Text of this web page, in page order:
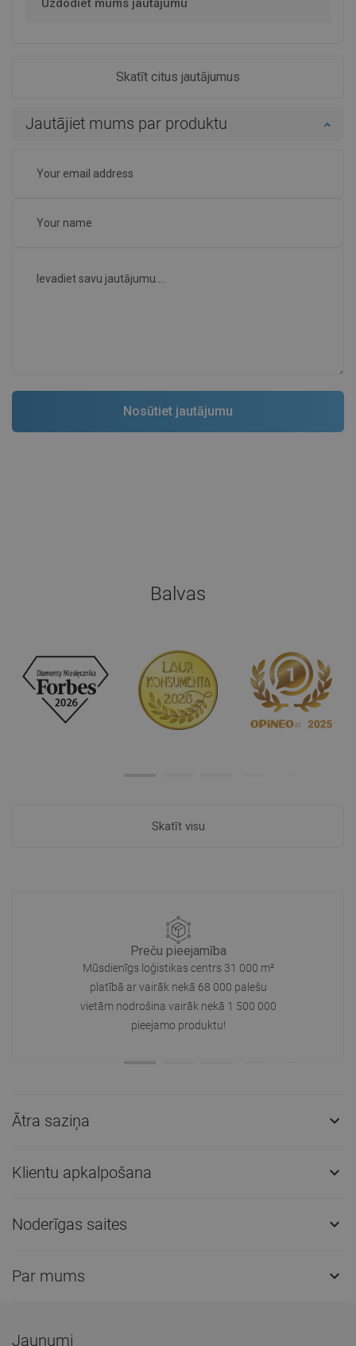
Uzdodiet mums jautājumu
Skatīt citus jautājumus
Jautājiet mums par produktu
Balvas
Skatīt visu
Preču pieejamība
Mūsdienīgs loģistikas centrs 31 000 m²
platībā ar vairāk nekā 68 000 palešu
vietām nodrošina vairāk nekā 1 500 000
pieejamo produktu!
Ātra saziņa 
Klientu apkalpošana 
Noderīgas saites 
Par mums 
Jaunumi